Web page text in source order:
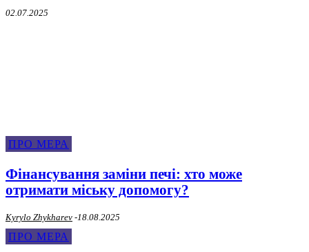
02.07.2025
ПРО МЕРА
Фінансування заміни печі: хто може
отримати міську допомогу?
Kyrylo Zhykharev -18.08.2025
ПРО МЕРА